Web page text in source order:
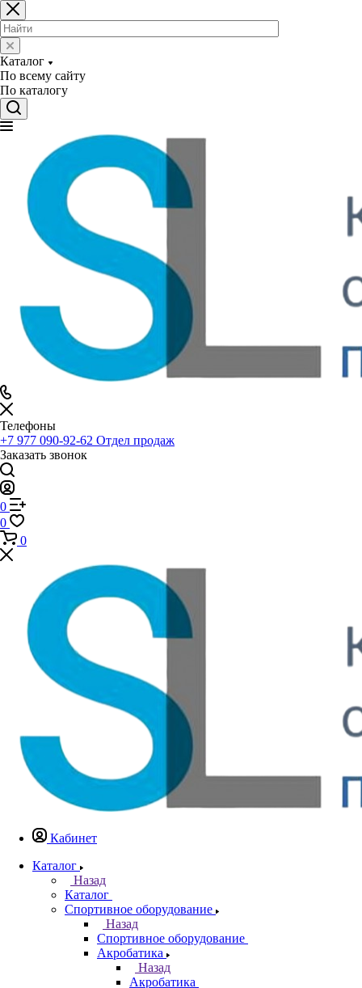
Каталог
По всему сайту
По каталогу
Телефоны
+7 977 090-92-62 Отдел продаж
Заказать звонок
0
0
0
Кабинет
Каталог
Назад
Каталог
Спортивное оборудование
Назад
Спортивное оборудование
Акробатика
Назад
Акробатика